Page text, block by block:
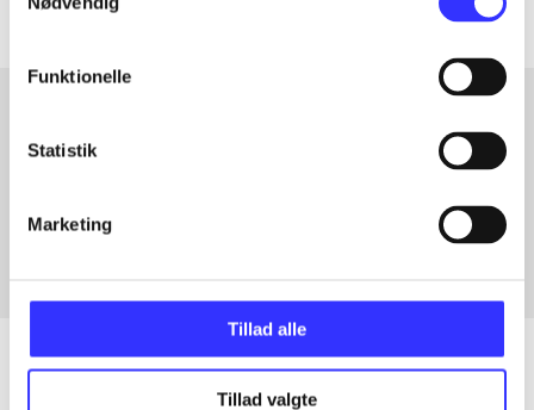
Funktionelle
Statistik
Marketing
Tillad alle
Tillad valgte
Artikler med samme emner